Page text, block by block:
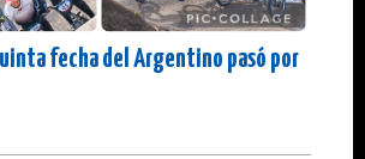
fecha del Argentino pasó por